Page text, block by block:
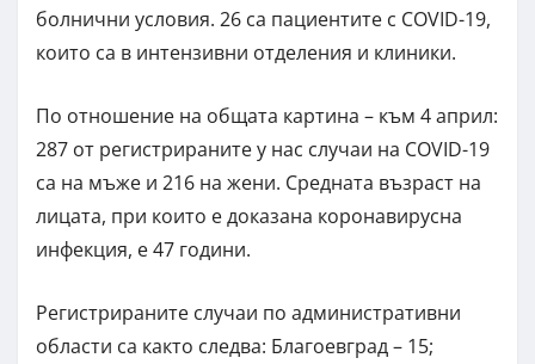
болнични условия. 26 са пациентите с COVID-19,
които са в интензивни отделения и клиники.
По отношение на общата картина – към 4 април:
287 от регистрираните у нас случаи на COVID-19
са на мъже и 216 на жени. Средната възраст на
лицата, при които е доказана коронавирусна
инфекция, е 47 години.
Регистрираните случаи по административни
области са както следва: Благоевград – 15;